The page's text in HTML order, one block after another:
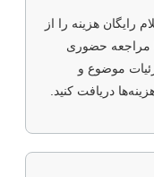
هزینه را از
حضوری
موضوع و
دریافت کنید.